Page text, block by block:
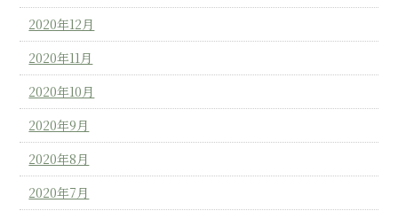
2020年12月
2020年11月
2020年10月
2020年9月
2020年8月
2020年7月